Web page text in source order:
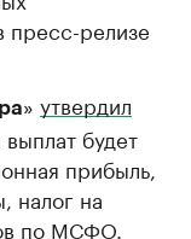
пресс-релизе
» утвердил
будет
прибыль,
налог на
по МСФО.